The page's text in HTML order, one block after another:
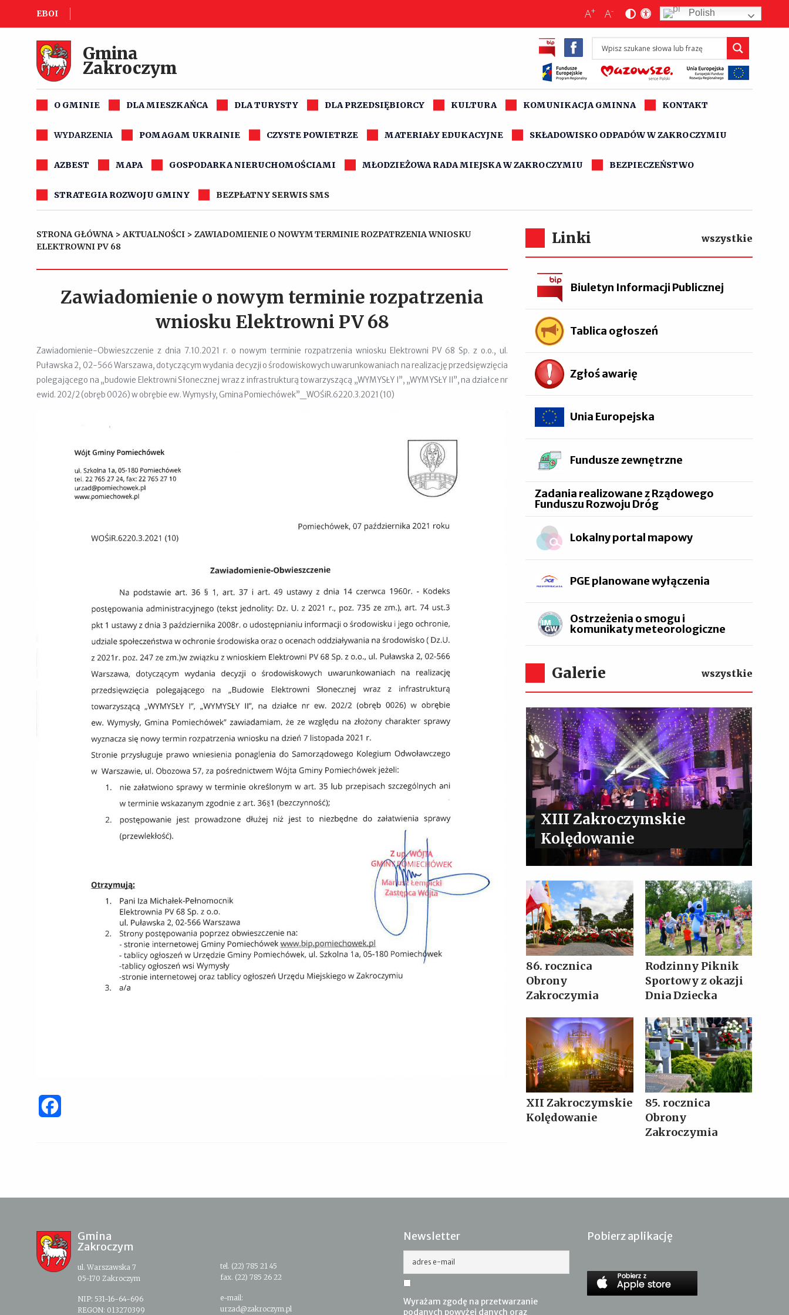
EBOI A+ A- Polish
Gmina
Zakroczym
O GMINIE DLA MIESZKAŃCA DLA TURYSTY DLA PRZEDSIĘBIORCY KULTURA KOMUNIKACJA GMINNA KONTAKT
WYDARZENIA POMAGAM UKRAINIE CZYSTE POWIETRZE MATERIAŁY EDUKACYJNE SKŁADOWISKO ODPADÓW W ZAKROCZYMIU
AZBEST MAPA GOSPODARKA NIERUCHOMOŚCIAMI MŁODZIEŻOWA RADA MIEJSKA W ZAKROCZYMIU BEZPIECZEŃSTWO
STRATEGIA ROZWOJU GMINY BEZPŁATNY SERWIS SMS
STRONA GŁÓWNA >AKTUALNOŚCI > ZAWIADOMIENIE O NOWYM TERMINIE ROZPATRZENIA WNIOSKU
ELEKTROWNI PV 68
Zawiadomienie o nowym terminie rozpatrzenia
wniosku Elektrowni PV 68
Zawiadomienie-Obwieszczenie z dnia 7.10.2021 r. o nowym terminie rozpatrzenia wniosku Elektrowni PV 68 Sp. z o.o., ul.
Puławska 2, 02-566 Warszawa, dotyczącym wydania decyzji o środowiskowych uwarunkowaniach na realizację przedsięwzięcia
polegającego na „budowie Elektrowni Słonecznej wraz z infrastrukturą towarzyszącą „WYMYSŁY I”, „WYMYSŁY II”, na działce nr
ewid. 202/2 (obręb 0026) w obrębie ew. Wymysły, Gmina Pomiechówek”_WOŚiR.6220.3.2021 (10)
Linki wszystkie
Biuletyn Informacji Publicznej
Tablica ogłoszeń
Zgłoś awarię
Unia Europejska
Fundusze zewnętrzne
Zadania realizowane z Rządowego
Funduszu Rozwoju Dróg
Lokalny portal mapowy
PGE planowane wyłączenia
Ostrzeżenia o smogu i
komunikaty meteorologiczne
Galerie wszystkie
XIII Zakroczymskie
Kolędowanie
86. rocznica
Obrony
Zakroczymia
Rodzinny Piknik
Sportowy z okazji
Dnia Dziecka
XII Zakroczymskie
Kolędowanie
85. rocznica
Obrony
Zakroczymia
Gmina
Zakroczym
ul. Warszawska 7
05-170 Zakroczym
NIP: 531-16-64-696
REGON: 013270399
tel. (22) 785 21 45
fax. (22) 785 26 22
e-mail:
urzad@zakroczym.pl
Newsletter
adres e-mail
Wyrażam zgodę na przetwarzanie
podanych powyżej danych oraz
Pobierz aplikację